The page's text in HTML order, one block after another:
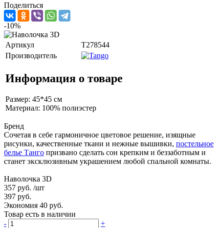
Поделиться
-10%
Артикул
T278544
Производитель
Информация о товаре
Размер: 45*45 см
Материал: 100% полиэстер
Бренд
Сочетая в себе гармоничное цветовое решение, изящные
рисунки, качественные ткани и нежные вышивки, постельное
белье Танго призвано сделать сон крепким и беззаботным и
станет эксклюзивным украшением любой спальной комнаты.
Наволочка 3D
357 руб. /шт
397 руб.
Экономия 40 руб.
Товар есть в наличии
-
+